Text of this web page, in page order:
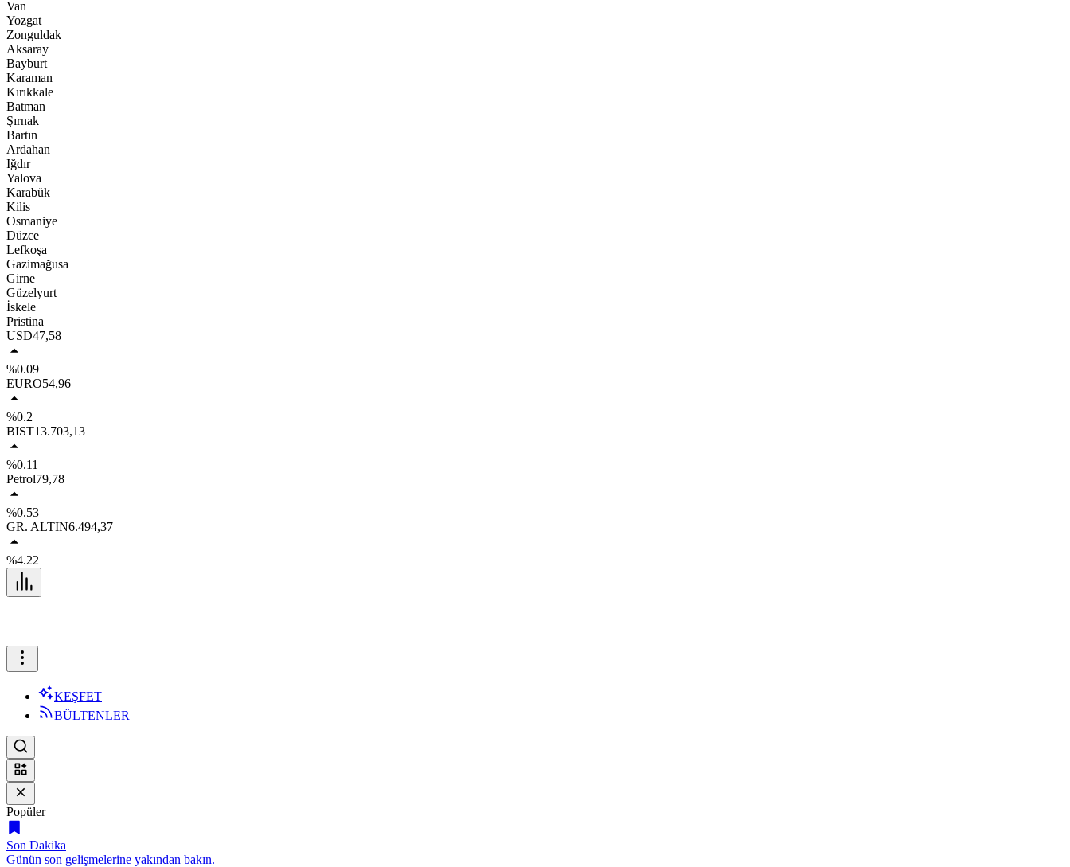
Van
Yozgat
Zonguldak
Aksaray
Bayburt
Karaman
Kırıkkale
Batman
Şırnak
Bartın
Ardahan
Iğdır
Yalova
Karabük
Kilis
Osmaniye
Düzce
Lefkoşa
Gazimağusa
Girne
Güzelyurt
İskele
Pristina
USD47,58
%0.09
EURO54,96
%0.2
BIST13.703,13
%0.11
Petrol79,78
%0.53
GR. ALTIN6.494,37
%4.22
KEŞFET
BÜLTENLER
Popüler
Son Dakika
Günün son gelişmelerine yakından bakın.